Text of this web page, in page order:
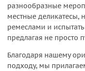
разнообразные
местные деликатесы,
ремеслами и
предлагая не просто
Благодаря нашему
подходу, мы